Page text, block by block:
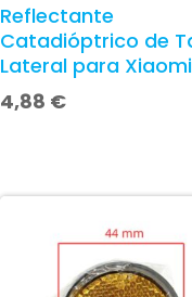
Reflectante
Catadióptrico de
Lateral para Xiaomi
4,88 €